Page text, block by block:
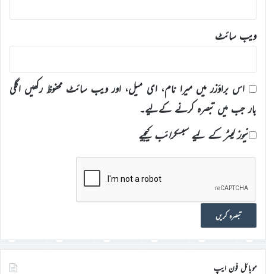
ویب‌ سائٹ
اس براؤزر میں میرا نام، ای میل، اور ویب سائٹ محفوظ رکھیں اگلی
بار جب میں تبصرہ کرنے کےلیے۔
نیوز لیٹر کے لیے سبسکرائب کیجیے
موبائل فون ایپ